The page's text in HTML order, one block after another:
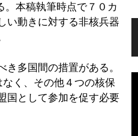
。本稿執筆時点で７０カ
い動きに対する非核兵器
多国間の措置がある。
く、その他４つの核保
国として参加を促す必要